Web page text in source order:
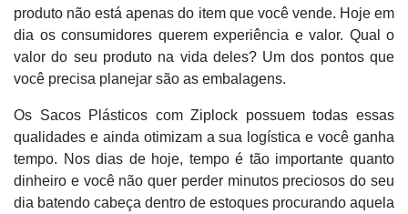
produto não está apenas do item que você vende. Hoje em
dia os consumidores querem experiência e valor. Qual o
valor do seu produto na vida deles? Um dos pontos que
você precisa planejar são as embalagens.
Os Sacos Plásticos com Ziplock possuem todas essas
qualidades e ainda otimizam a sua logística e você ganha
tempo. Nos dias de hoje, tempo é tão importante quanto
dinheiro e você não quer perder minutos preciosos do seu
dia batendo cabeça dentro de estoques procurando aquela